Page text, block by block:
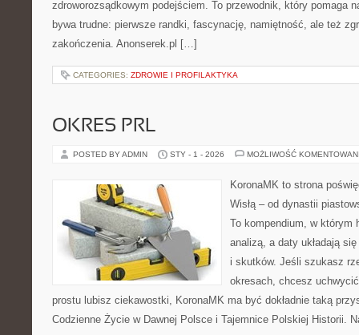
zdroworozsądkowym podejściem. To przewodnik, który pomaga
bywa trudne: pierwsze randki, fascynację, namiętność, ale też
zakończenia. Anonserek.pl […]
CATEGORIES: ZDROWIE I PROFILAKTYKA
OKRES PRL
POSTED BY ADMIN STY - 1 - 2026 MOŻLIWOŚĆ
KoronaMK to strona
Wisłą – od dynastii
To kompendium, w którym
analizą, a daty układają
i skutków. Jeśli szukasz
okresach, chcesz
prostu lubisz ciekawostki, KoronaMK ma być dokładnie taką
Codzienne Życie w Dawnej Polsce i Tajemnice Polskiej Historii.